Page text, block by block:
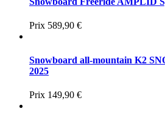
Prix 589,90 €
Snowboard all-mountain K2
2025
Prix 149,90 €